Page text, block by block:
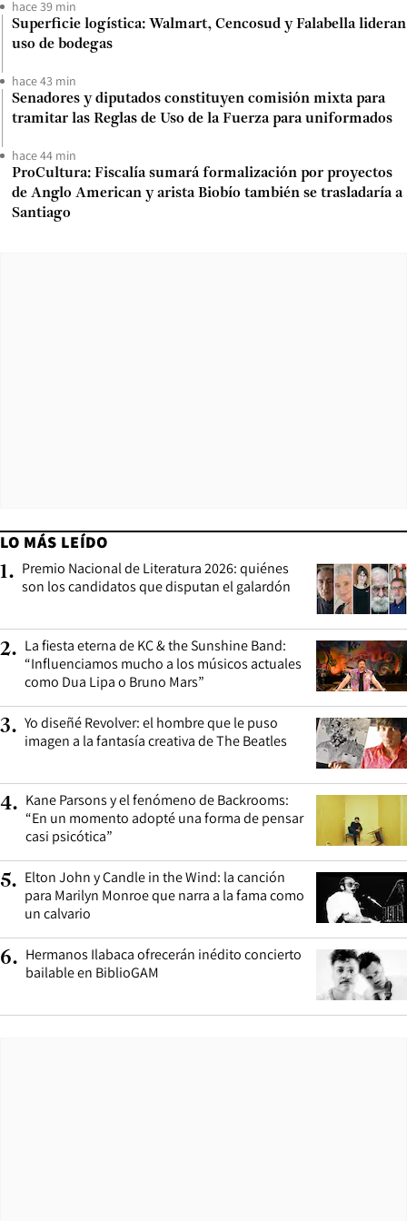
hace 39 min
Superficie logística: Walmart, Cencosud y Falabella lideran
uso de bodegas
hace 43 min
Senadores y diputados constituyen comisión mixta para
tramitar las Reglas de Uso de la Fuerza para uniformados
hace 44 min
ProCultura: Fiscalía sumará formalización por proyectos
de Anglo American y arista Biobío también se trasladaría a
Santiago
LO MÁS LEÍDO
1. Premio Nacional de Literatura 2026: quiénes
son los candidatos que disputan el galardón
2. La fiesta eterna de KC & the Sunshine Band:
“Influenciamos mucho a los músicos actuales
como Dua Lipa o Bruno Mars”
3. Yo diseñé Revolver: el hombre que le puso
imagen a la fantasía creativa de The Beatles
4. Kane Parsons y el fenómeno de Backrooms:
“En un momento adopté una forma de pensar
casi psicótica”
5. Elton John y Candle in the Wind: la canción
para Marilyn Monroe que narra a la fama como
un calvario
6. Hermanos Ilabaca ofrecerán inédito concierto
bailable en BiblioGAM